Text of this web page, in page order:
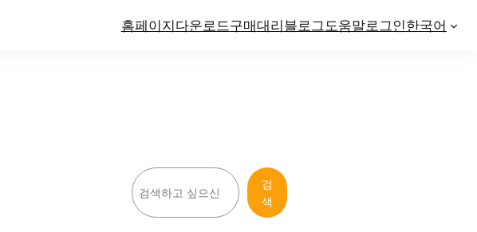
홈페이지다운로드구매대리블로그 도움말로그인한국어
검
색
검
색